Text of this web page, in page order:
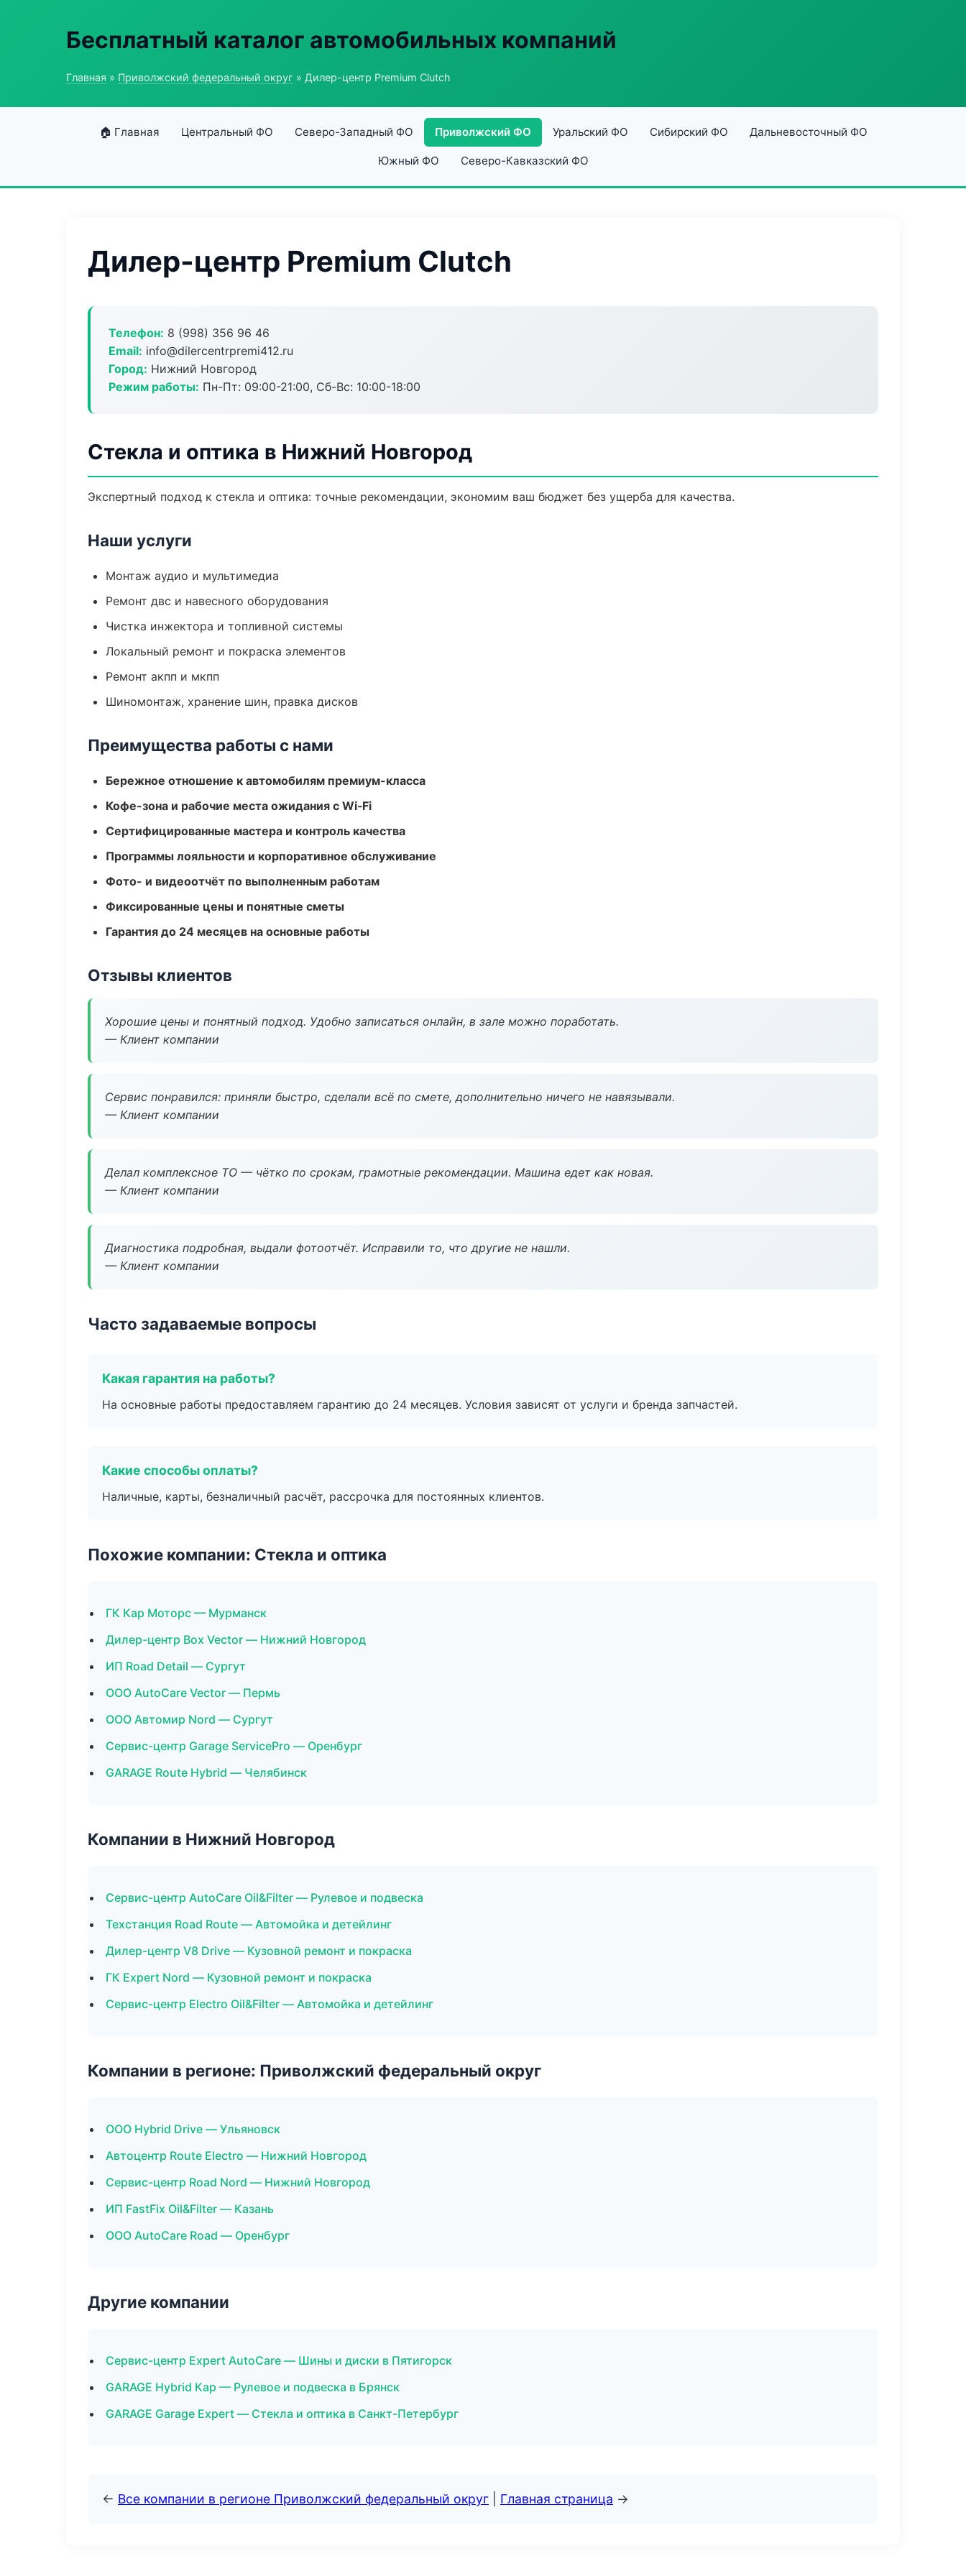
Бесплатный каталог автомобильных компаний
Главная » Приволжский федеральный округ » Дилер-центр Premium Clutch
🏠 Главная Центральный ФО Северо-Западный ФО Приволжский ФО Уральский ФО Сибирский ФО Дальневосточный ФО
Южный ФО Северо-Кавказский ФО
Дилер-центр Premium Clutch
Телефон: 8 (998) 356 96 46
Email: info@dilercentrpremi412.ru
Город: Нижний Новгород
Режим работы: Пн-Пт: 09:00-21:00, Сб-Вс: 10:00-18:00
Стекла и оптика в Нижний Новгород
Экспертный подход к стекла и оптика: точные рекомендации, экономим ваш бюджет без ущерба для качества.
Наши услуги
Монтаж аудио и мультимедиа
Ремонт двс и навесного оборудования
Чистка инжектора и топливной системы
Локальный ремонт и покраска элементов
Ремонт акпп и мкпп
Шиномонтаж, хранение шин, правка дисков
Преимущества работы с нами
Бережное отношение к автомобилям премиум-класса
Кофе-зона и рабочие места ожидания с Wi‑Fi
Сертифицированные мастера и контроль качества
Программы лояльности и корпоративное обслуживание
Фото- и видеоотчёт по выполненным работам
Фиксированные цены и понятные сметы
Гарантия до 24 месяцев на основные работы
Отзывы клиентов
Хорошие цены и понятный подход. Удобно записаться онлайн, в зале можно поработать.
— Клиент компании
Сервис понравился: приняли быстро, сделали всё по смете, дополнительно ничего не навязывали.
— Клиент компании
Делал комплексное ТО — чётко по срокам, грамотные рекомендации. Машина едет как новая.
— Клиент компании
Диагностика подробная, выдали фотоотчёт. Исправили то, что другие не нашли.
— Клиент компании
Часто задаваемые вопросы
Какая гарантия на работы?
На основные работы предоставляем гарантию до 24 месяцев. Условия зависят от услуги и бренда запчастей.
Какие способы оплаты?
Наличные, карты, безналичный расчёт, рассрочка для постоянных клиентов.
Похожие компании: Стекла и оптика
ГК Кар Моторс — Мурманск
Дилер-центр Box Vector — Нижний Новгород
ИП Road Detail — Сургут
ООО AutoCare Vector — Пермь
ООО Автомир Nord — Сургут
Сервис-центр Garage ServicePro — Оренбург
GARAGE Route Hybrid — Челябинск
Компании в Нижний Новгород
Сервис-центр AutoCare Oil&Filter — Рулевое и подвеска
Техстанция Road Route — Автомойка и детейлинг
Дилер-центр V8 Drive — Кузовной ремонт и покраска
ГК Expert Nord — Кузовной ремонт и покраска
Сервис-центр Electro Oil&Filter — Автомойка и детейлинг
Компании в регионе: Приволжский федеральный округ
ООО Hybrid Drive — Ульяновск
Автоцентр Route Electro — Нижний Новгород
Сервис-центр Road Nord — Нижний Новгород
ИП FastFix Oil&Filter — Казань
ООО AutoCare Road — Оренбург
Другие компании
Сервис-центр Expert AutoCare — Шины и диски в Пятигорск
GARAGE Hybrid Кар — Рулевое и подвеска в Брянск
GARAGE Garage Expert — Стекла и оптика в Санкт-Петербург
← Все компании в регионе Приволжский федеральный округ Главная страница →